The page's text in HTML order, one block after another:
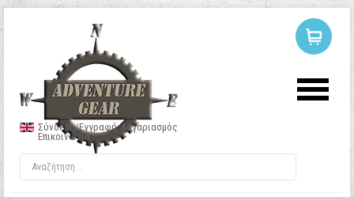
Σύνδεση/Εγγραφή Λογαριασμός
Επικοινωνία
ΣΥΝΔΕΣΗ